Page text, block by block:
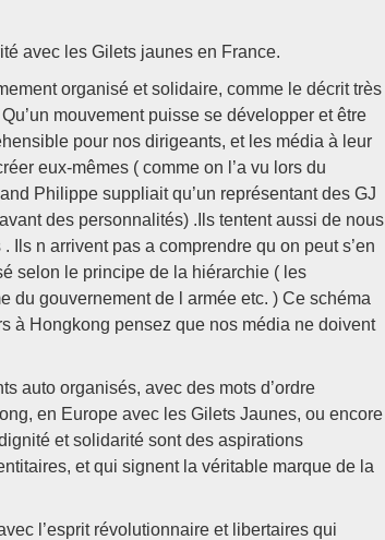
avec les Gilets jaunes en France.
organisé et solidaire, comme le décrit très
mouvement puisse se développer et être
pour nos dirigeants, et les média à leur
eux-mêmes ( comme on l’a vu lors du
Philippe suppliait qu’un représentant des GJ
des personnalités) .Ils tentent aussi de nous
n arrivent pas a comprendre qu on peut s’en
selon le principe de la hiérarchie ( les
du gouvernement de l armée etc. ) Ce schéma
à Hongkong pensez que nos média ne doivent
auto organisés, avec des mots d’ordre
en Europe avec les Gilets Jaunes, ou encore
et solidarité sont des aspirations
et qui signent la véritable marque de la
l’esprit révolutionnaire et libertaires qui